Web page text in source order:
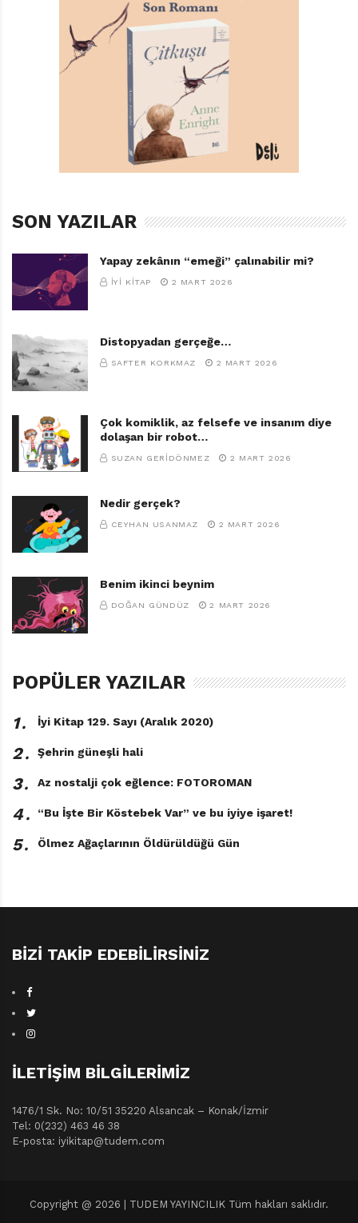
SON YAZILAR
Yapay zekânın “emeği” çalınabilir mi?
İYI KITAP 2 MART 2026
Distopyadan gerçeğe…
SAFTER KORKMAZ 2 MART 2026
Çok komiklik, az felsefe ve insanım diye
dolaşan bir robot…
SUZAN GERIDÖNMEZ 2 MART 2026
Nedir gerçek?
CEYHAN USANMAZ 2 MART 2026
Benim ikinci beynim
DOĞAN GÜNDÜZ 2 MART 2026
POPÜLER YAZILAR
1․ İyi Kitap 129. Sayı (Aralık 2020)
2․ Şehrin güneşli hali
3․ Az nostalji çok eğlence: FOTOROMAN
4․ “Bu İşte Bir Köstebek Var” ve bu iyiye işaret!
5․ Ölmez Ağaçlarının Öldürüldüğü Gün
BIZI TAKIP EDEBILIRSINIZ
İLETIŞIM BILGILERIMIZ
1476/1 Sk. No: 10/51 35220 Alsancak – Konak/İzmir
Tel: 0(232) 463 46 38
E-posta: iyikitap@tudem.com
Copyright @ 2026 | TUDEM YAYINCILIK Tüm hakları saklıdır.